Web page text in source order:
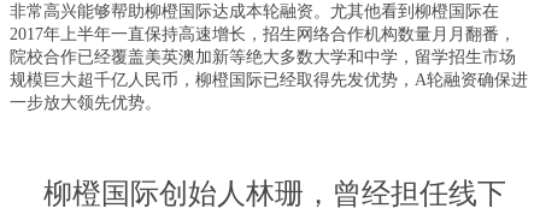
非常高兴能够帮助柳橙国际达成本轮融资。尤其他看到柳橙国际在
2017年上半年一直保持高速增长，招生网络合作机构数量月月翻番，
院校合作已经覆盖美英澳加新等绝大多数大学和中学，留学招生市场
规模巨大超千亿人民币，柳橙国际已经取得先发优势，A轮融资确保进
一步放大领先优势。
柳橙国际创始人林珊，曾经担任线下